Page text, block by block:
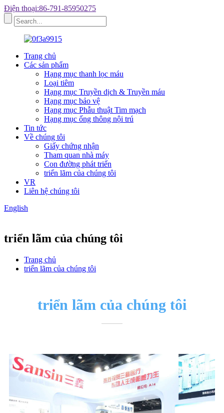
Điện thoại:86-791-85950275
Trang chủ
Các sản phẩm
Hạng mục thanh lọc máu
Loại tiêm
Hạng mục Truyền dịch & Truyền máu
Hạng mục bảo vệ
Hạng mục Phẫu thuật Tim mạch
Hạng mục ống thông nội trú
Tin tức
Về chúng tôi
Giấy chứng nhận
Tham quan nhà máy
Con đường phát triển
triển lãm của chúng tôi
VR
Liên hệ chúng tôi
English
triển lãm của chúng tôi
Trang chủ
triển lãm của chúng tôi
triển lãm của chúng tôi